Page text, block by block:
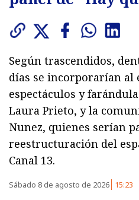
Según trascendidos,
días se incorporarían al
espectáculos y
Laura Prieto, y la
Nunez, quienes serían
reestructuración del
Canal 13.
Sábado 8 de agosto de 2026 15:23